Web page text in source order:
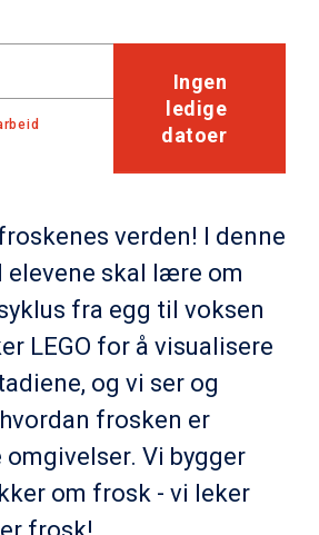
Ingen
ledige
datoer
verden! I denne
elevene skal lære om
fra egg til voksen
LEGO for å visualisere
og vi ser og
frosken er
Vi bygger
om frosk - vi leker